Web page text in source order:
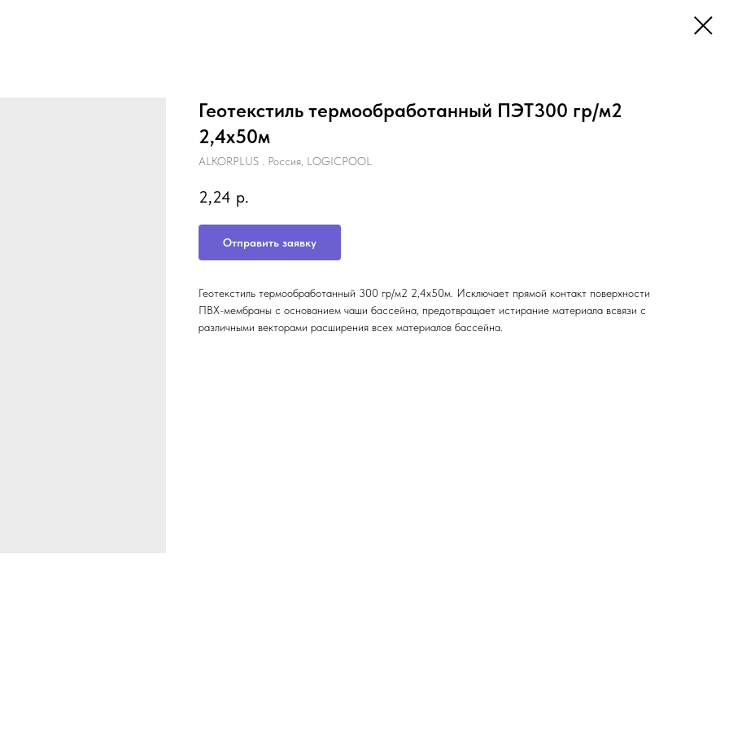
Геотекстиль термообработанный ПЭТ300 гр/м2
2,4х50м
ALKORPLUS . Россия, LOGICPOOL
2,24 р.
Отправить заявку
Геотекстиль термообработанный 300 гр/м2 2,4х50м. Исключает прямой контакт поверхности
ПВХ-мембраны с основанием чаши бассейна, предотвращает истирание материала всвязи с
различными векторами расширения всех материалов бассейна.